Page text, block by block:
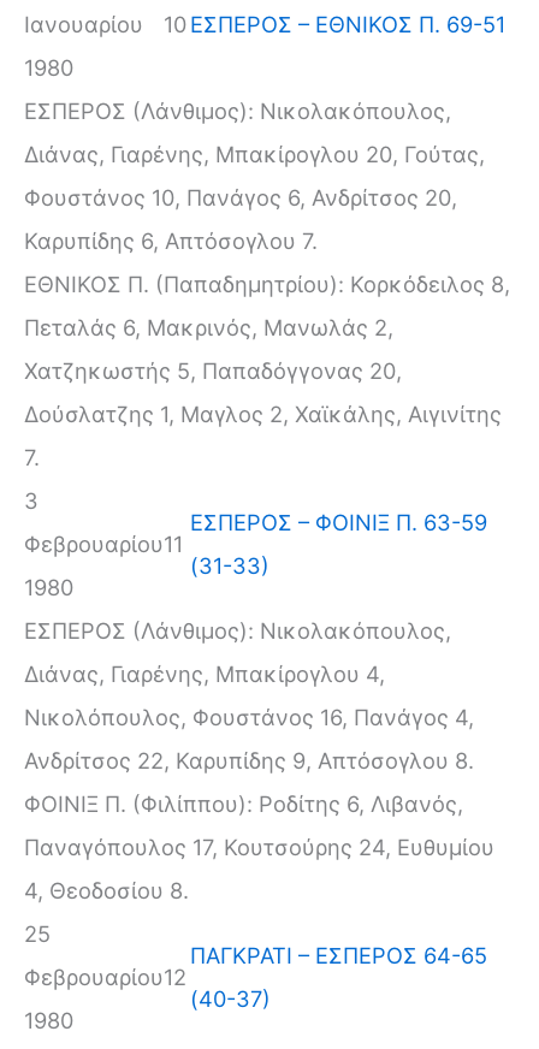
Ιανουαρίου
1980
10ΕΣΠΕΡΟΣ – ΕΘΝΙΚΟΣ Π. 69-51
ΕΣΠΕΡΟΣ (Λάνθιμος): Νικολακόπουλος,
Διάνας, Γιαρένης, Μπακίρογλου 20, Γούτας,
Φουστάνος 10, Πανάγος 6, Ανδρίτσος 20,
Καρυπίδης 6, Απτόσογλου 7.
ΕΘΝΙΚΟΣ Π. (Παπαδημητρίου): Κορκόδειλος 8,
Πεταλάς 6, Μακρινός, Μανωλάς 2,
Χατζηκωστής 5, Παπαδόγγονας 20,
Δούσλατζης 1, Μαγλος 2, Χαϊκάλης, Αιγινίτης
7.
3
Φεβρουαρίου
1980
11
ΕΣΠΕΡΟΣ – ΦΟΙΝΙΞ Π. 63-59
(31-33)
ΕΣΠΕΡΟΣ (Λάνθιμος): Νικολακόπουλος,
Διάνας, Γιαρένης, Μπακίρογλου 4,
Νικολόπουλος, Φουστάνος 16, Πανάγος 4,
Ανδρίτσος 22, Καρυπίδης 9, Απτόσογλου 8.
ΦΟΙΝΙΞ Π. (Φιλίππου): Ροδίτης 6, Λιβανός,
Παναγόπουλος 17, Κουτσούρης 24, Ευθυμίου
4, Θεοδοσίου 8.
25
Φεβρουαρίου
1980
12
ΠΑΓΚΡΑΤΙ – ΕΣΠΕΡΟΣ 64-65
(40-37)